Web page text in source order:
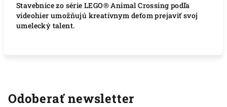
Stavebnice zo série LEGO® Animal Crossing podľa
videohier umožňujú kreatívnym deťom prejaviť svoj
umelecký talent.
Odoberať newsletter